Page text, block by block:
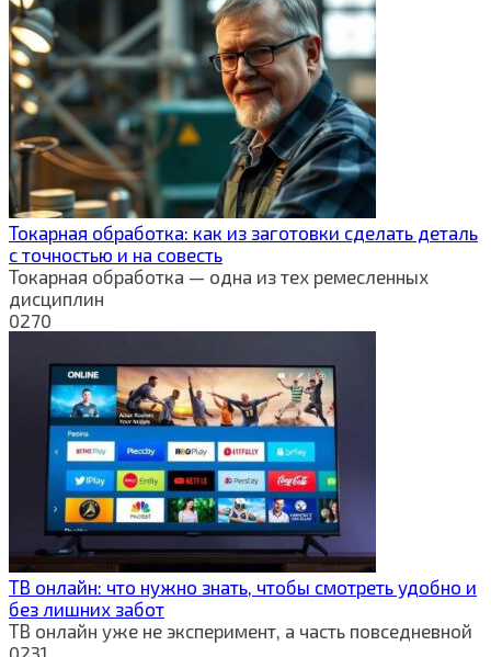
Токарная обработка: как из заготовки сделать деталь
с точностью и на совесть
Токарная обработка — одна из тех ремесленных
дисциплин
0270
ТВ онлайн: что нужно знать, чтобы смотреть удобно и
без лишних забот
ТВ онлайн уже не эксперимент, а часть повседневной
0231